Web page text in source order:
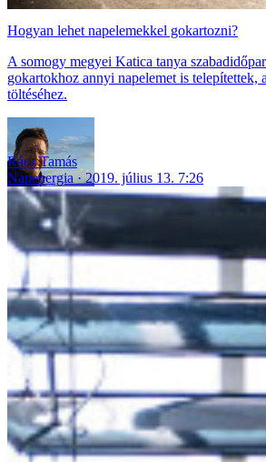
Hogyan lehet napelemekkel gokartozni?
A somogy megyei Katica tanya
gokartokhoz annyi napelemet is telepítettek,
töltéséhez.
Rácz Tamás
Napenergia
2019. július 13. 7:26